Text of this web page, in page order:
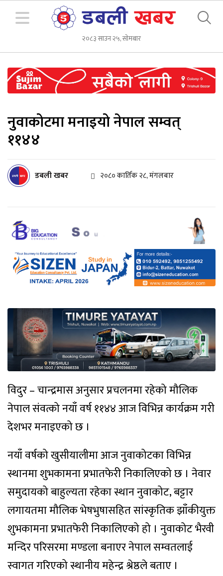
२०८३ साउन २५, सोमबार
नुवाकोटमा मनाइयो नेपाल सम्वत्
११४४
डबली खबर २०८० कार्तिक २८, मंगलबार
विदुर – चान्द्रमास अनुसार प्रचलनमा रहेको मौलिक
नेपाल संवत्को नयाँ वर्ष ११४४ आज विभिन्न कार्यक्रम गरी
देशभर मनाइएको छ ।
नयाँ वर्षको खुसीयालीमा आज नुवाकोटका विभिन्न
स्थानमा शुभकामना प्रभातफेरी निकालिएको छ । नेवार
समुदायको बाहुल्यता रहेका स्थान नुवाकोट, बट्टार
लगायतमा मौलिक भेषभुषासहित सांस्कृतिक झाँकीयुक्त
शुभकामना प्रभातफेरी निकालिएको हो । नुवाकोट भैरवी
मन्दिर परिसरमा मण्डला बनाएर नेपाल सम्वतलाई
स्वागत गरिएको स्थानीय महेन्द्र श्रेष्ठले बताए ।